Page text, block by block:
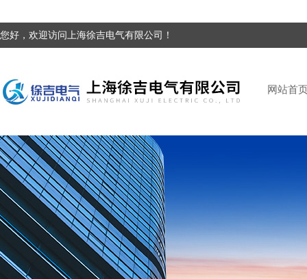
您好，欢迎访问上海徐吉电气有限公司！
网站首